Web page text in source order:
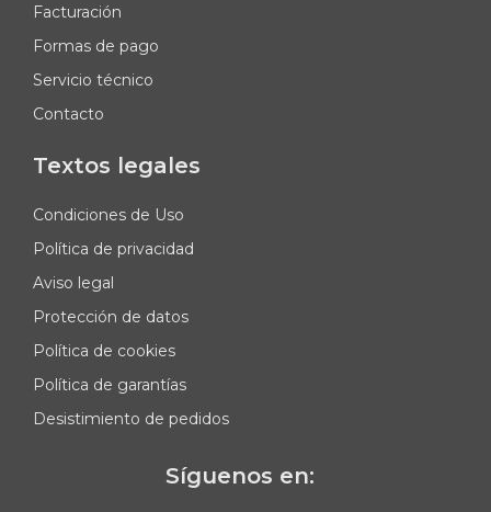
Facturación
Formas de pago
Servicio técnico
Contacto
Textos legales
Condiciones de Uso
Política de privacidad
Aviso legal
Protección de datos
Política de cookies
Política de garantías
Desistimiento de pedidos
Síguenos en: